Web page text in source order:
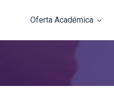
Oferta Académica